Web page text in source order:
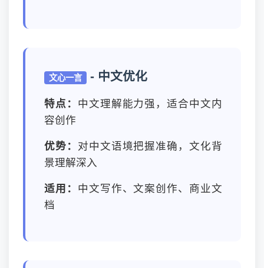
文心一言 - 中文优化
特点： 中文理解能力强，适合中文内
容创作
优势： 对中文语境把握准确，文化背
景理解深入
适用： 中文写作、文案创作、商业文
档